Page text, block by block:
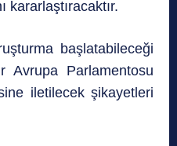
kararlaştıracaktır.
başlatabileceği
Avrupa Parlamentosu
iletilecek şikayetleri